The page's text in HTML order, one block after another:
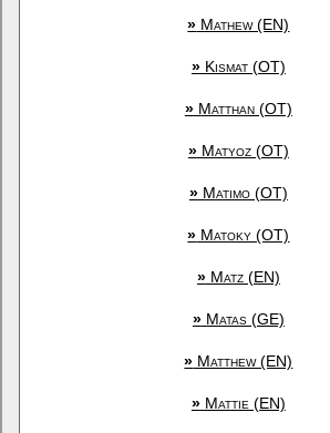
» Mathew (EN)
»Kismat (OT)
»Matthan (OT)
»Matyoz (OT)
»Matimo (OT)
» Matoky (OT)
»Matz (EN)
»Matas (GE)
» Matthew (EN)
»Mattie (EN)